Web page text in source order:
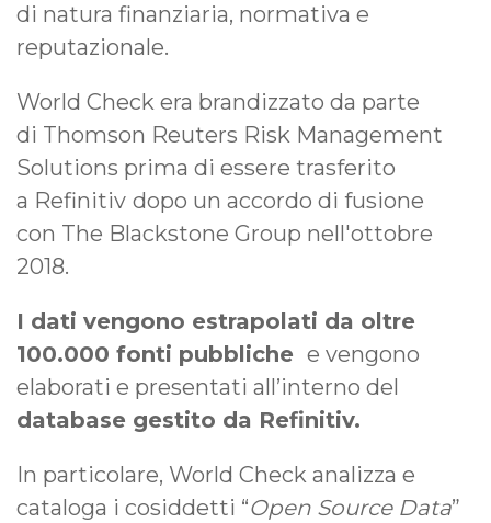
di natura finanziaria, normativa e
reputazionale.
World Check era brandizzato da parte
di Thomson Reuters Risk Management
Solutions prima di essere trasferito
a Refinitiv dopo un accordo di fusione
con The Blackstone Group nell'ottobre
2018.
I dati vengono estrapolati da oltre
100.000 fonti pubbliche e vengono
elaborati e presentati all’interno del
database gestito da Refinitiv.
In particolare, World Check analizza e
cataloga i cosiddetti “Open Source Data”